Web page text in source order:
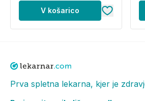
V košarico
Prva spletna lekarna, kjer je